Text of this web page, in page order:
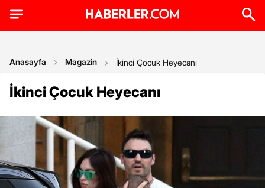
Anasayfa Magazin İkinci Çocuk Heyecanı
İkinci Çocuk Heyecanı